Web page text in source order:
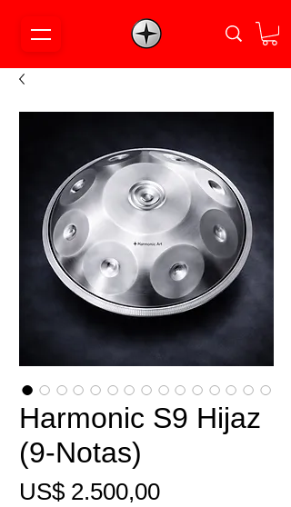
Harmonic S9 Hijaz
(9-Notas)
US$ 2.500,00Precio